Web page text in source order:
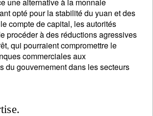
opté pour la stabilité du yuan et des
compte de capital, les autorités
procéder à des réductions agressives
qui pourraient compromettre le
commerciales aux
du gouvernement dans les secteurs